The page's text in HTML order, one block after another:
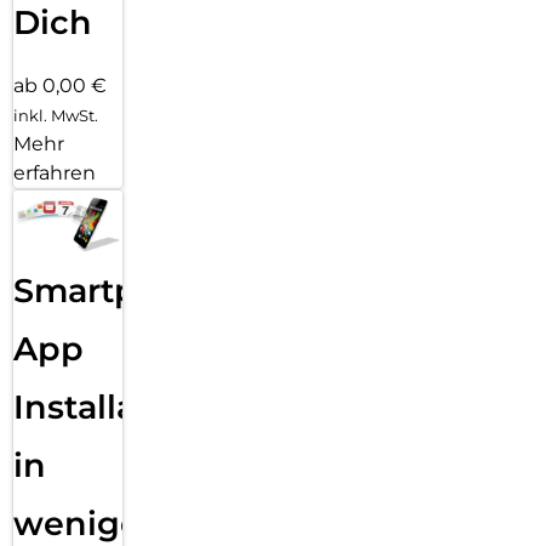
Dich
ab 0,00 €
inkl. MwSt.
Mehr
erfahren
Smartphone
App
Installation
in
wenigen